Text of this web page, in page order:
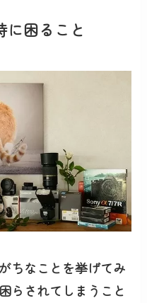
に困ること
ちなことを挙げてみ
らされてしまうこと